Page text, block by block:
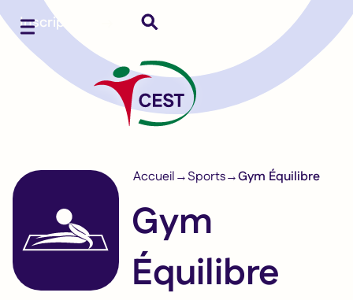
Menu
Inscription
Accueil Sports Gym Équilibre
Gym
Équilibre